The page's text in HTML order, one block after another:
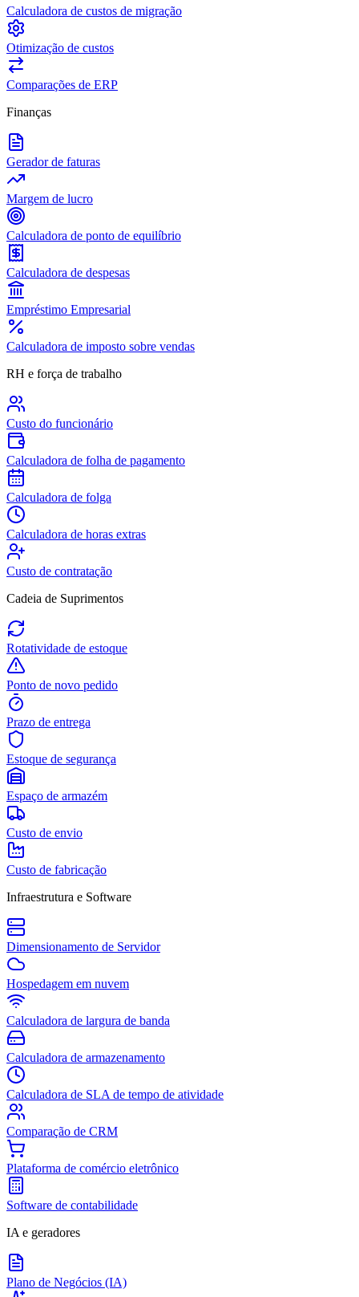
Calculadora de custos de migração
Otimização de custos
Comparações de ERP
Finanças
Gerador de faturas
Margem de lucro
Calculadora de ponto de equilíbrio
Calculadora de despesas
Empréstimo Empresarial
Calculadora de imposto sobre vendas
RH e força de trabalho
Custo do funcionário
Calculadora de folha de pagamento
Calculadora de folga
Calculadora de horas extras
Custo de contratação
Cadeia de Suprimentos
Rotatividade de estoque
Ponto de novo pedido
Prazo de entrega
Estoque de segurança
Espaço de armazém
Custo de envio
Custo de fabricação
Infraestrutura e Software
Dimensionamento de Servidor
Hospedagem em nuvem
Calculadora de largura de banda
Calculadora de armazenamento
Calculadora de SLA de tempo de atividade
Comparação de CRM
Plataforma de comércio eletrônico
Software de contabilidade
IA e geradores
Plano de Negócios (IA)